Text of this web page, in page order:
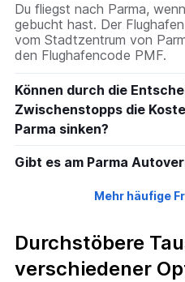
axis
displaying
values.
Range:
0
to
30.
Du fliegst nach Parma,
gebucht hast. Der
vom Stadtzentrum von
den Flughafencode PMF.
Können durch die
Zwischenstopps die
Parma sinken?
Gibt es am Parma
Mehr häufige
Durchstöbere
verschiedener